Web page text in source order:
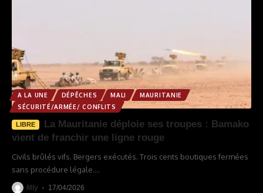
A LA UNE DÉPÊCHES MALI
MAURITANIE
SÉCURITÉ/ARMÉE/ CONFLITS
LIBRE
La Mauritanie déploie ses troupes : Bamako
vient de franchir une ligne rouge
Civils brûlés vifs. Bergers exécutés. Trois cents boutiques fermées
sans procédure légale.…
Mly 17/04/2026